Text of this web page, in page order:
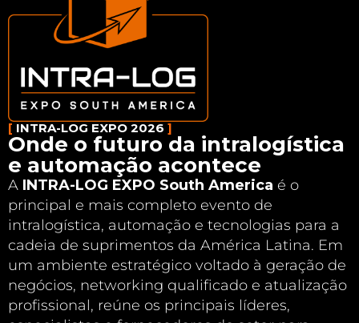
[ INTRA-LOG EXPO 2026 ]
Onde o futuro da intralogística
e automação acontece
A INTRA-LOG EXPO South America é o
principal e mais completo evento de
intralogística, automação e tecnologias para a
cadeia de suprimentos da América Latina. Em
um ambiente estratégico voltado à geração de
negócios, networking qualificado e atualização
profissional, reúne os principais líderes,